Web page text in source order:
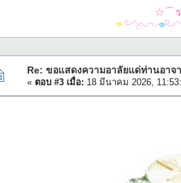
☆⌒ร
Re: ขอแสดงความอาลัยแด่ท่านอาจ
« ตอบ #3 เมื่อ: 18 มีนาคม 2026,